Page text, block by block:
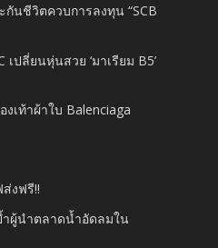
กันชีวิตควบการลงทุน “SCB
เปลี่ยนหุ่นสวย ‘มาเรียม B5’
เท้าผ้าใบ Balenciaga
งฟรี!!
ำผู้นำตลาดน้ำอัดลมใน